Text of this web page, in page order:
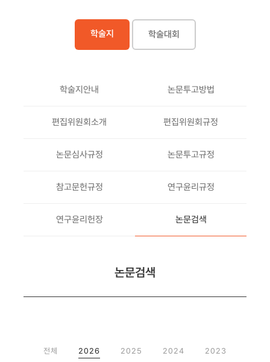
학술지 학술대회
학술지안내 논문투고방법
편집위원회소개 편집위원회규정
논문심사규정 논문투고규정
참고문헌규정 연구윤리규정
연구윤리헌장 논문검색
논문검색
전체 2026 2025 2024 2023